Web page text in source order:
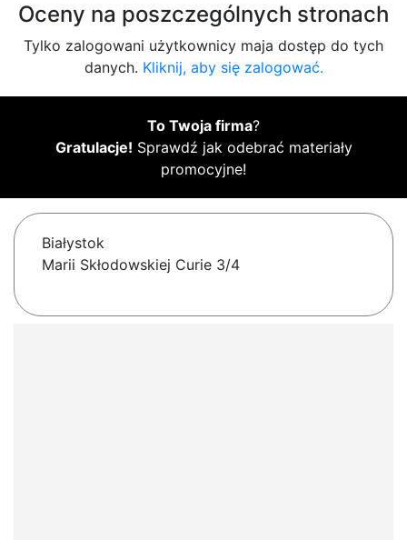
Oceny na poszczególnych stronach
Tylko zalogowani użytkownicy maja dostęp do tych
danych. Kliknij, aby się zalogować.
To Twoja firma?
Gratulacje! Sprawdź jak odebrać materiały
promocyjne!
Białystok
Marii Skłodowskiej Curie 3/4